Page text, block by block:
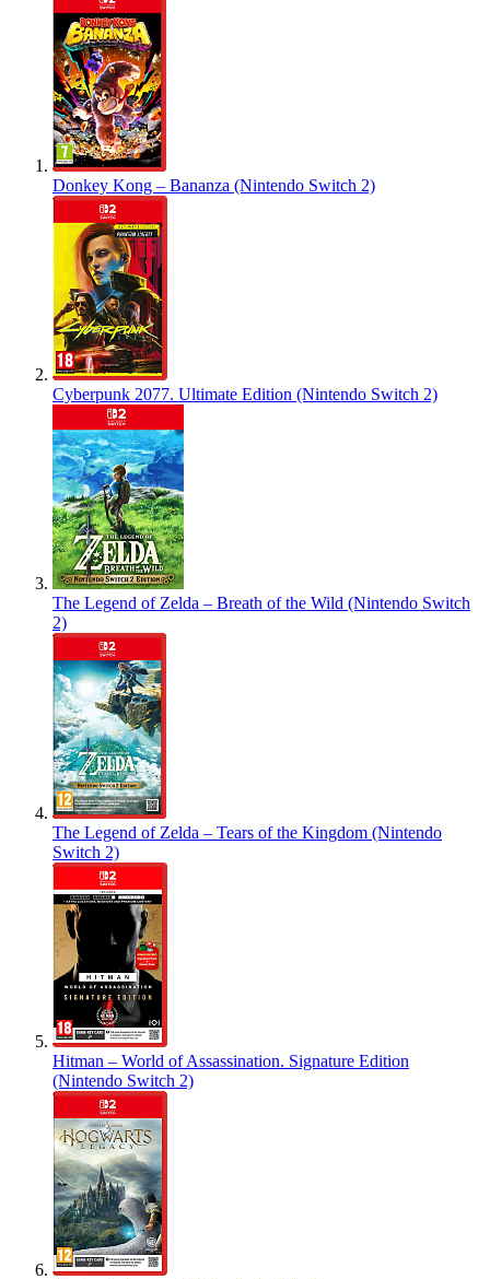
Donkey Kong – Bananza (Nintendo Switch 2)
Cyberpunk 2077. Ultimate Edition (Nintendo Switch 2)
The Legend of Zelda – Breath of the Wild (Nintendo Switch
2)
The Legend of Zelda – Tears of the Kingdom (Nintendo
Switch 2)
Hitman – World of Assassination. Signature Edition
(Nintendo Switch 2)